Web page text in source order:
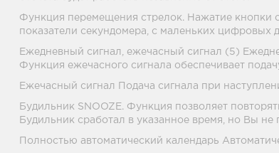
Функция перемещения стрелок. Нажатие кнопки
показатели секундомера, с маленьких цифровых
Ежедневный сигнал, ежечасный сигнал (5)
Функция ежечасного сигнала обеспечивает
Ежечасный сигнал Подача сигнала при
Будильник SNOOZE. Функция позволяет
Будильник сработал в указанное время, но Вы
Полностью автоматический календарь